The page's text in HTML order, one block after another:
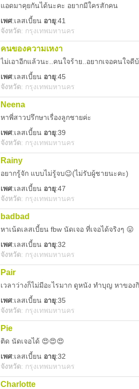
แอดมาคุยกันได้นะคะ อยากมีใครสักคน
เพศ:เลสเบี้ยน อายุ:41
จังหวัด: กรุงเทพมหานคร
คนของความเหงา
ไม่เอาอีกแล้วนะ..คนใจร้าย..อยากเจอคนใจดี
เพศ:เลสเบี้ยน อายุ:45
จังหวัด: กรุงเทพมหานคร
Neena
หาพี่สาวปรึกษาเรื่องลูกชายค่ะ
เพศ:เลสเบี้ยน อายุ:39
จังหวัด: กรุงเทพมหานคร
Rainy
อยากรู้จัก แบบไม่รู้จบ😉(ไม่รับผู้ชายนะคะ)
เพศ:เลสเบี้ยน อายุ:47
จังหวัด: กรุงเทพมหานคร
badbad
หาเน้ดเลสเบี้ยน fbw นัดเจอ ที่เจอได้จริงๆ 😛
เพศ:เลสเบี้ยน อายุ:32
จังหวัด: กรุงเทพมหานคร
Pair
เวลาว่างก็ไม่มีอะไรมาก ดูหนัง ทำบุญ หาของ
เพศ:เลสเบี้ยน อายุ:35
จังหวัด: กรุงเทพมหานคร
Pie
ติด นัดเจอได้ 😍😍😍
เพศ:เลสเบี้ยน อายุ:32
จังหวัด: กรุงเทพมหานคร
Charlotte